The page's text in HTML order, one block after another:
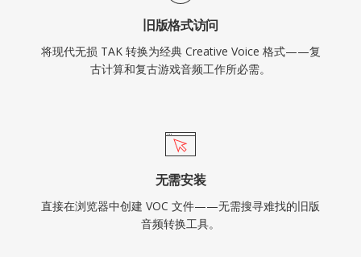
旧版格式访问
将现代无损 TAK 转换为经典 Creative Voice 格式——复
古计算和复古游戏音频工作所必需。
无需安装
直接在浏览器中创建 VOC 文件——无需搜寻难找的旧版
音频转换工具。